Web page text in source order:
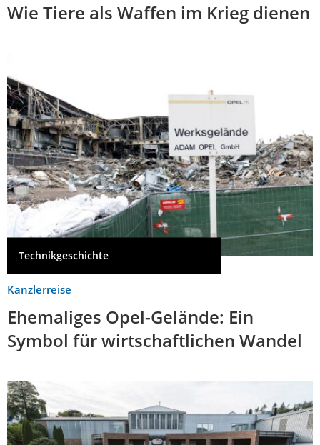
Wie Tiere als Waffen im Krieg dienen
Technikgeschichte
Kanzlerreise
Ehemaliges Opel-Gelände: Ein
Symbol für wirtschaftlichen Wandel